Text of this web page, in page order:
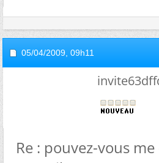
05/04/2009, 09h11
Re : pouvez-vous